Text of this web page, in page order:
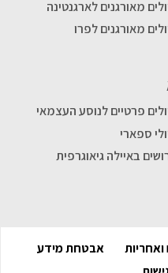
מאורגנים לארגנטינה
מאורגנים לפרו
פרטיים לנוסע העצמאי
ספארי
באיילה גיאוגרפית
אבטחת מידע